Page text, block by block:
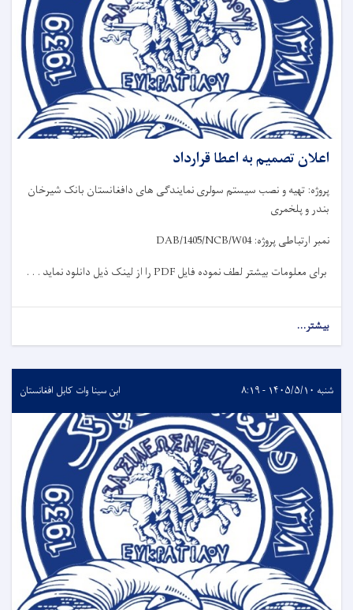
اعلان تصمیم به اعطا قرارداد
پروژه: تهیه و نصب سیستم سولری نمایندگی های دافغانستان بانک شیرخان
بندر و پلخمری
نمبر ارتباطی پروژه: DAB/1405/NCB/W04
برای معلومات بیشتر لطف نموده فایلPDFرا از لینک ذیل دانلود نماید . . .
بیشتر...
شنبه ۱۴۰۵/۵/۱۰ - ۸:۱۹ ابن سینا وات کابل افغانستان